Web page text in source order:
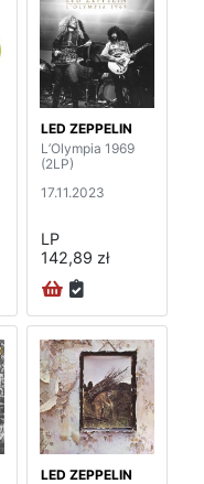
LED ZEPPELIN
L’Olympia 1969
(2LP)
17.11.2023
LP
142,89 zł
LED ZEPPELIN